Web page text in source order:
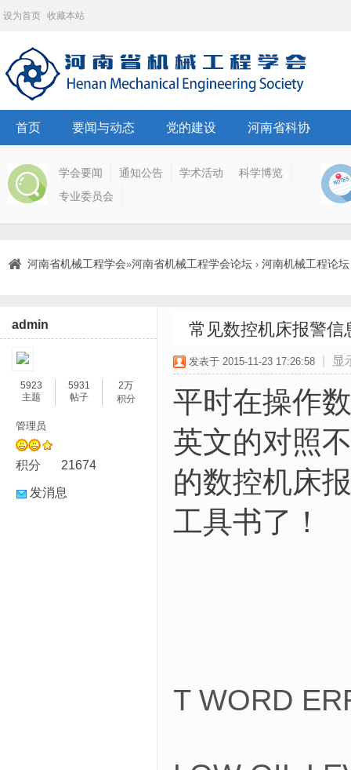
设为首页 收藏本站
首页 要闻与动态 党的建设 河南省科协
学会要闻 通知公告 学术活动
科学博览
专业委员会
河南省机械工程学会»河南省机械工程学会论坛 › 河南机械工程论坛
admin
5923
主题
5931
帖子
2万
积分
管理员
积分 21674
发消息
常见数控机床报警信
发表于 2015-11-23 17:26:58 显
平时在操作
英文的对照
的数控机床
工具书了！
T WORD